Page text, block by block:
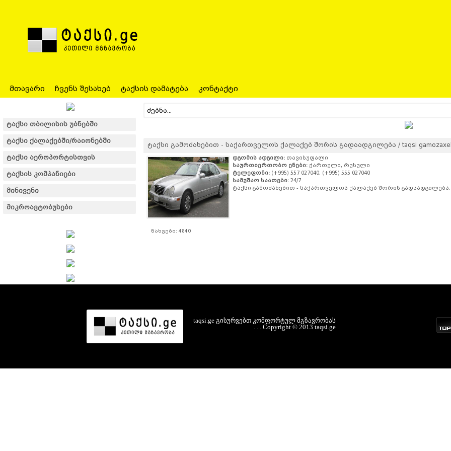
მთავარი ჩვენს შესახებ ტაქსის დამატება კონტაქტი
ტაქსი თბილისის უბნებში
ტაქსი ქალაქებში/რაიონებში
ტაქსი აეროპორტისთვის
ტაქსის კომპანიები
მინივენი
მიკროავტობუსები
ტაქსი გამოძახებით - საქართველოს ქალაქებ შორის გადაადგილება / taqsi gamozaxebit
დგომის ადგილი: თავისუფალი
საურთიერთობო ენები: ქართული, რუსული
ტელეფონი: (+995) 557 027040; (+995) 555 027040
სამუშაო საათები: 24/7
ტაქსი გამოძახებით - საქართველოს ქალაქებ შორის გადაადგილება.
ნახვები: 4840
taqsi.ge გისურვებთ კომფორტულ მგზავრობას
. . . Copyright © 2013 taqsi.ge